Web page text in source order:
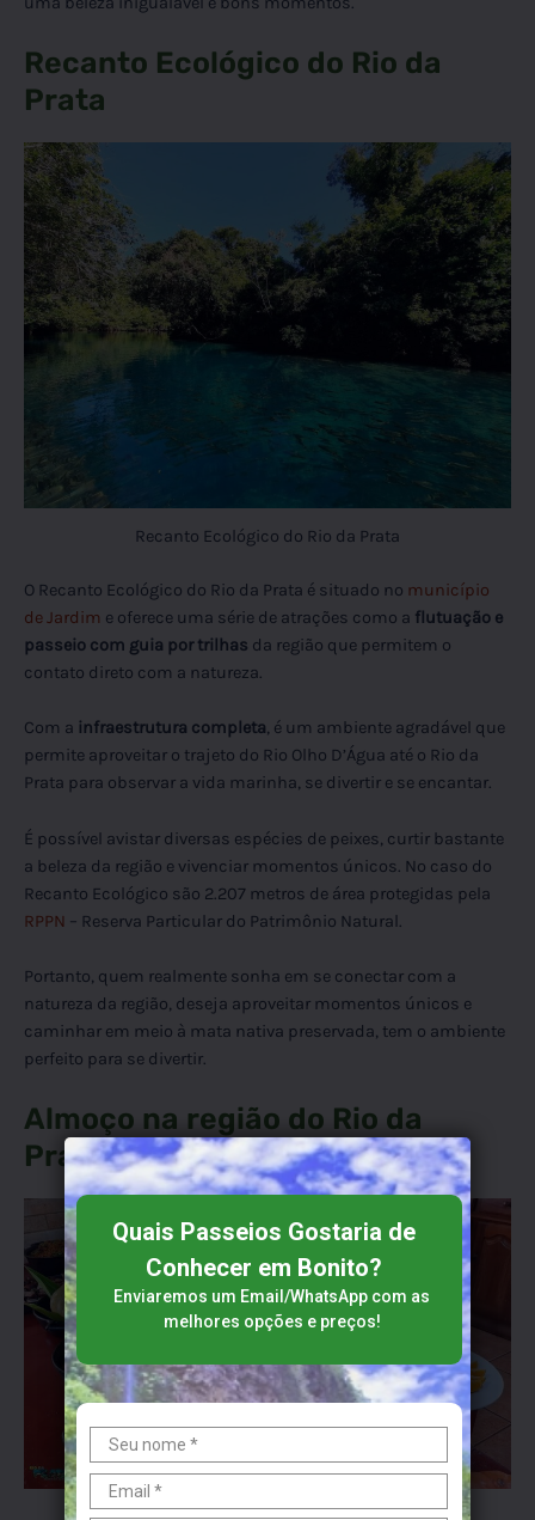
Recanto Ecológico do Rio da
Prata
Recanto Ecológico do Rio da Prata
O Recanto Ecológico do Rio da Prata é situado no município
de Jardim e oferece uma série de atrações como a flutuação e
passeio com guia por trilhas da região que permitem o
contato direto com a natureza.
Com a infraestrutura completa, é um ambiente agradável que
permite aproveitar o trajeto do Rio Olho D’Água até o Rio da
Prata para observar a vida marinha, se divertir e se encantar.
É possível avistar diversas espécies de peixes, curtir bastante
a beleza da região e vivenciar momentos únicos. No caso do
Recanto Ecológico são 2.207 metros de área protegidas pela
RPPN – Reserva Particular do Patrimônio Natural.
Portanto, quem realmente sonha em se conectar com a
natureza da região, deseja aproveitar momentos únicos e
caminhar em meio à mata nativa preservada, tem o ambiente
perfeito para se divertir.
Almoço na região do Rio da
Prata
Quais Passeios Gostaria de
Conhecer em Bonito?
Enviaremos um Email/WhatsApp​​​​ com as
melhores opções e preços!